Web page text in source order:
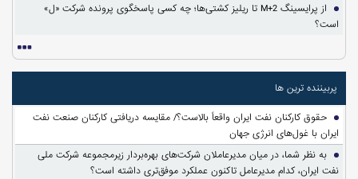
از پرایسینگ M+2 تا ریلیز کشتی‌ها؛ چه کسی پاسخگوی پرونده شرکت «ل»
است؟
پربیننده ترین ها
حقوق کارکنان نفت ایران واقعاً بالاست؟/ مقایسه دریافتی کارکنان صنعت نفت
ایران با غول‌های انرژی جهان
به نظر شما، در میان مدیرعاملان شرکت‌های بهره‌بردار زیرمجموعه شرکت ملی
نفت ایران، کدام مدیرعامل تاکنون عملکرد موفق‌تری داشته است؟